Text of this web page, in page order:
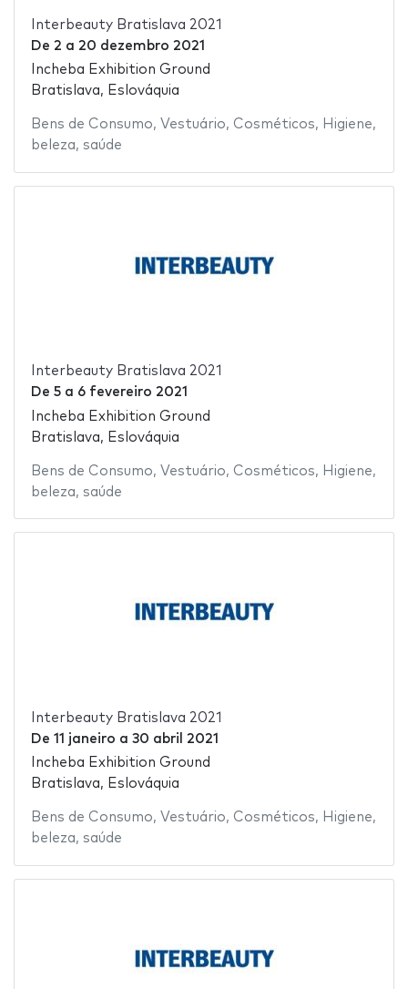
Interbeauty Bratislava 2021
De 2 a 20 dezembro 2021
Incheba Exhibition Ground
Bratislava, Eslováquia
Bens de Consumo, Vestuário, Cosméticos, Higiene,
beleza, saúde
Interbeauty Bratislava 2021
De 5a 6 fevereiro 2021
Incheba Exhibition Ground
Bratislava, Eslováquia
Bens de Consumo, Vestuário, Cosméticos, Higiene,
beleza, saúde
Interbeauty Bratislava 2021
De 11 janeiro a 30 abril 2021
Incheba Exhibition Ground
Bratislava, Eslováquia
Bens de Consumo, Vestuário, Cosméticos, Higiene,
beleza, saúde